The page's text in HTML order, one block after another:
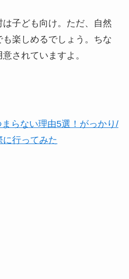
子ども向け。ただ、自然
楽しめるでしょう。ちな
されていますよ。
まらない理由5選！がっかり/
行ってみた